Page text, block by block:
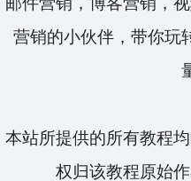
邮件营销，博客营销，
营销的小伙伴，带你玩
本站所提供的所有教程
权归该教程原始